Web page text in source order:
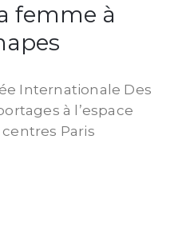
femme à
Internationale Des
à l’espace
Paris